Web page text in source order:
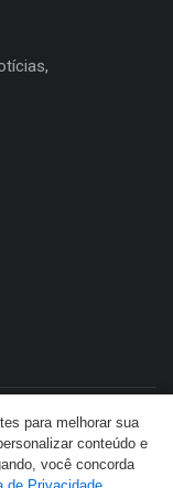
para melhorar sua
conteúdo e
você concorda
reservados.